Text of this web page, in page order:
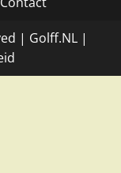
| Golff.NL|